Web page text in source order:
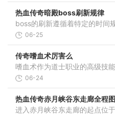
热血传奇暗殿boss刷新规律
06-25
传奇嗜血术厉害么
06-24
热血传奇赤月峡谷东走廊全程图